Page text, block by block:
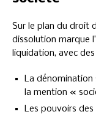
Sur le plan du droit
dissolution marque
liquidation, avec
La dénomination
la mention «
Les pouvoirs